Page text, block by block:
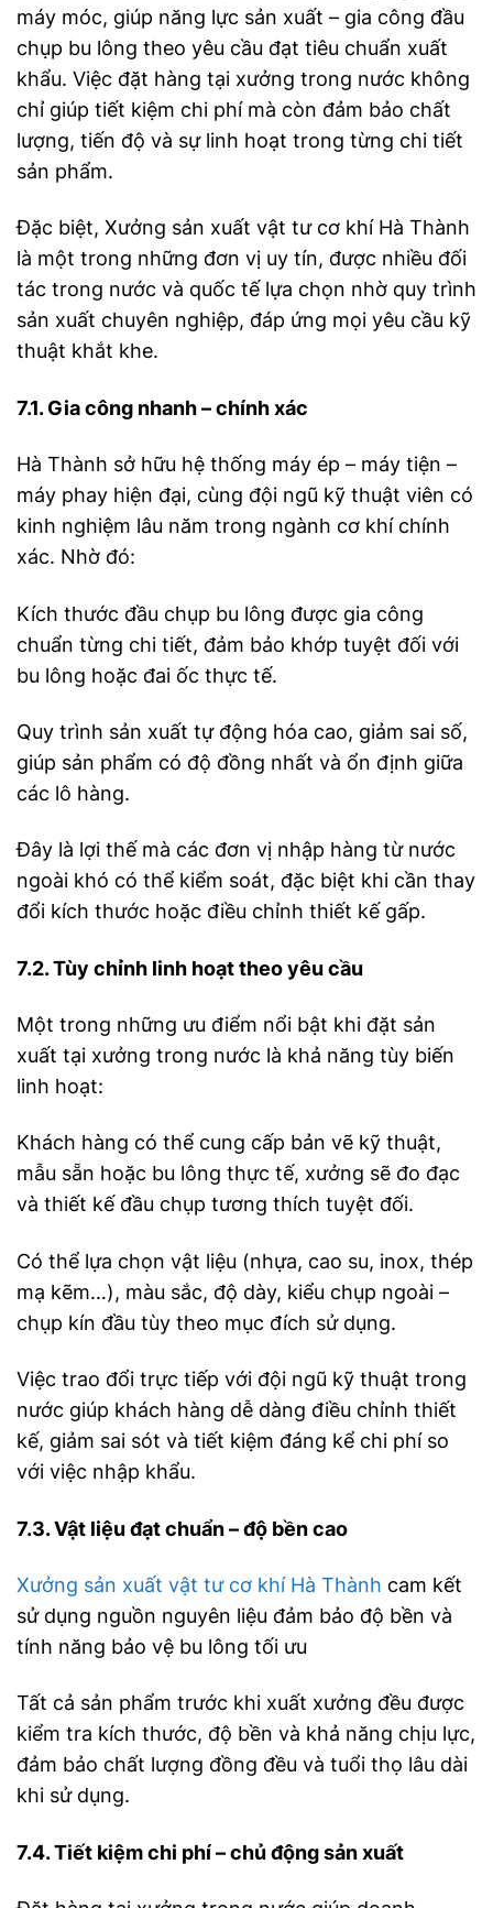
máy móc, giúp năng lực sản xuất – gia công đầu
chụp bu lông theo yêu cầu đạt tiêu chuẩn xuất
khẩu. Việc đặt hàng tại xưởng trong nước không
chỉ giúp tiết kiệm chi phí mà còn đảm bảo chất
lượng, tiến độ và sự linh hoạt trong từng chi tiết
sản phẩm.
Đặc biệt, Xưởng sản xuất vật tư cơ khí Hà Thành
là một trong những đơn vị uy tín, được nhiều đối
tác trong nước và quốc tế lựa chọn nhờ quy trình
sản xuất chuyên nghiệp, đáp ứng mọi yêu cầu kỹ
thuật khắt khe.
7.1. Gia công nhanh – chính xác
Hà Thành sở hữu hệ thống máy ép – máy tiện –
máy phay hiện đại, cùng đội ngũ kỹ thuật viên có
kinh nghiệm lâu năm trong ngành cơ khí chính
xác. Nhờ đó:
Kích thước đầu chụp bu lông được gia công
chuẩn từng chi tiết, đảm bảo khớp tuyệt đối với
bu lông hoặc đai ốc thực tế.
Quy trình sản xuất tự động hóa cao, giảm sai số,
giúp sản phẩm có độ đồng nhất và ổn định giữa
các lô hàng.
Đây là lợi thế mà các đơn vị nhập hàng từ nước
ngoài khó có thể kiểm soát, đặc biệt khi cần thay
đổi kích thước hoặc điều chỉnh thiết kế gấp.
7.2. Tùy chỉnh linh hoạt theo yêu cầu
Một trong những ưu điểm nổi bật khi đặt sản
xuất tại xưởng trong nước là khả năng tùy biến
linh hoạt:
Khách hàng có thể cung cấp bản vẽ kỹ thuật,
mẫu sẵn hoặc bu lông thực tế, xưởng sẽ đo đạc
và thiết kế đầu chụp tương thích tuyệt đối.
Có thể lựa chọn vật liệu (nhựa, cao su, inox, thép
mạ kẽm…), màu sắc, độ dày, kiểu chụp ngoài –
chụp kín đầu tùy theo mục đích sử dụng.
Việc trao đổi trực tiếp với đội ngũ kỹ thuật trong
nước giúp khách hàng dễ dàng điều chỉnh thiết
kế, giảm sai sót và tiết kiệm đáng kể chi phí so
với việc nhập khẩu.
7.3. Vật liệu đạt chuẩn – độ bền cao
Xưởng sản xuất vật tư cơ khí Hà Thành cam kết
sử dụng nguồn nguyên liệu đảm bảo độ bền và
tính năng bảo vệ bu lông tối ưu
Tất cả sản phẩm trước khi xuất xưởng đều được
kiểm tra kích thước, độ bền và khả năng chịu lực,
đảm bảo chất lượng đồng đều và tuổi thọ lâu dài
khi sử dụng.
7.4. Tiết kiệm chi phí – chủ động sản xuất